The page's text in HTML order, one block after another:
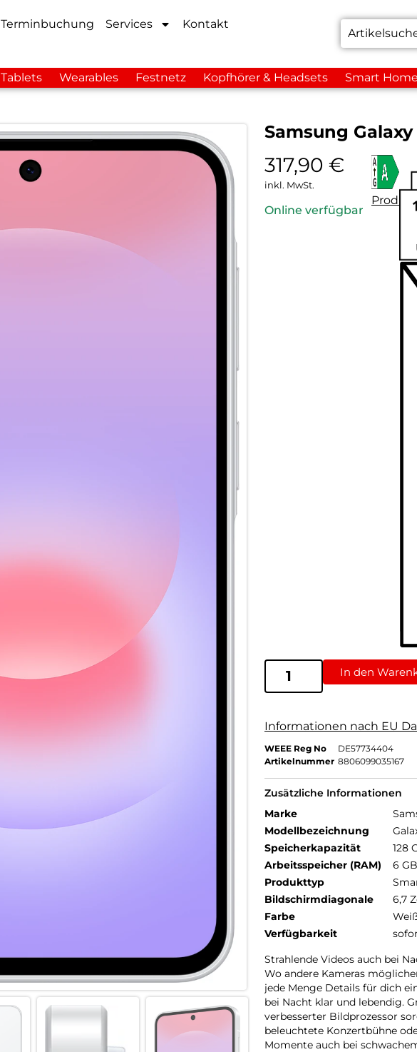
Terminbuchung Services
Kontakt
Tablets Wearables Festnetz Kopfhörer & Headsets Smart Home
Samsung
317,90 €
inkl. MwSt.
Online verfügbar
In den
Informationen nach EU
WEEE Reg No
DE57734404
Artikelnummer 8806099035167
Zusätzliche Informationen
Marke
Modellbezeichnung
Speicherkapazität
128
Arbeitsspeicher (RAM)
6 GB
Produkttyp
Bildschirmdiagonale
6,7
Farbe
Verfügbarkeit
Strahlende Videos auch bei
Wo andere Kameras
jede Menge Details für dich
bei Nacht klar und lebendig.
verbesserter Bildprozessor
beleuchtete Konzertbühne
Momente auch bei